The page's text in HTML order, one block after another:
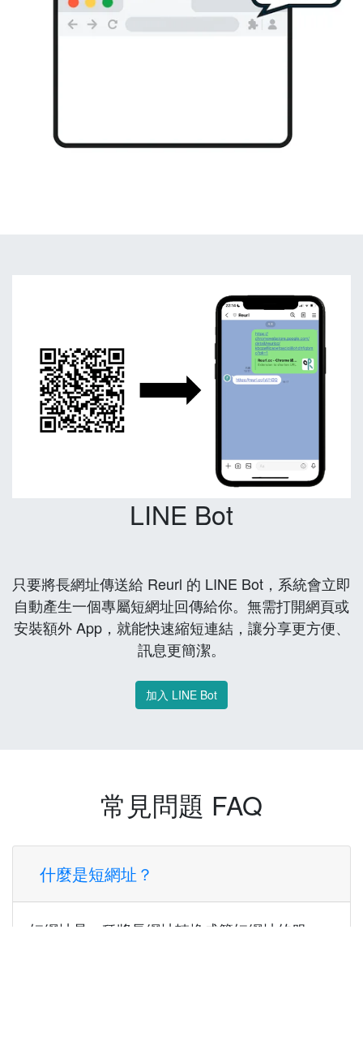
LINE Bot
只要將長網址傳送給 Reurl 的 LINE Bot，系統會立即
自動產生一個專屬短網址回傳給你。無需打開網頁或
安裝額外 App，就能快速縮短連結，讓分享更方便、
訊息更簡潔。
加入 LINE Bot
常見問題 FAQ
什麼是短網址？
短網址是一種將長網址轉換成簡短網址的服